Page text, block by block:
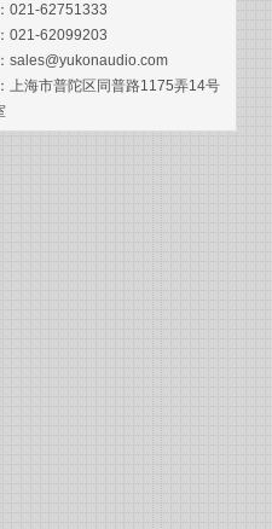
021-62751333
021-62099203
sales@yukonaudio.com
上海市普陀区同普路1175弄14号